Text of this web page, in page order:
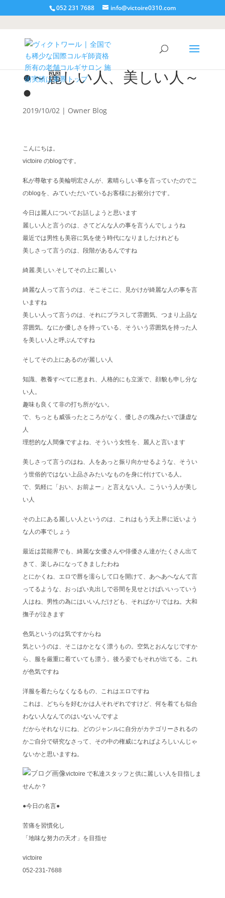
052 231 7688 info@victoire0310.com
●～麗しい人、美しい人～
●
2019/10/02| Owner Blog
こんにちは。
victoire のblogです。
私が尊敬する美輪明宏さんが、素晴らしい事を言っていたのでこ
のblogを、みていただいているお客様にお裾分けです。
今日は麗人についてお話しようと思います
麗しい人と言うのは、さてどんな人の事を言うんでしょうね
最近では男性も美容に気を使う時代になりましたけれども
美しさって言うのは、段階があるんですね
綺麗.美しい.そしてその上に麗しい
綺麗な人って言うのは、そこそこに、見かけが綺麗な人の事を言
いますね
美しい人って言うのは、それにプラスして雰囲気、つまり上品な
雰囲気。なにか優しさを持っている、そういう雰囲気を持った人
を美しい人と呼ぶんですね
そしてその上にあるのが麗しい人
知識、教養すべてに恵まれ、人格的にも立派で、顔貌も申し分な
い人。
趣味も良くて非の打ち所がない。
で、ちっとも威張ったところがなく、優しさの塊みたいで謙虚な
人
理想的な人間像ですよね、そういう女性を、麗人と言います
美しさって言うのはね、人をあっと振り向かせるような、そうい
う世俗的ではない上品さみたいなものを身に付けている人。
で、気軽に「おい、お前よー」と言えない人。こういう人が美し
い人
その上にある麗しい人というのは、これはもう天上界に近いよう
な人の事でしょう
最近は芸能界でも、綺麗な女優さんや俳優さん達がたくさん出て
きて、楽しみになってきましたわね
とにかくね、エロで唇を濡らして口を開けて、あへあへなんて言
ってるような、おっぱい丸出しで谷間を見せとけばいいっていう
人はね、男性の為にはいいんだけども、そればかりではね。大和
撫子が泣きます
色気というのは気ですからね
気というのは、そこはかとなく漂うもの。空気とおんなじですか
ら、服を厳重に着ていても漂う。後ろ姿でもそれが出てる。これ
が色気ですね
洋服を着たらなくなるもの、これはエロですね
これは、どちらを好むかは人それぞれですけど、何を着ても似合
わない人なんてのはいないんですよ
だからそれなりにね、どのジャンルに自分がカテゴリーされるの
かご自分で研究なさって、その中の権威になればよろしいんじゃ
ないかと思いますね。
victoire で私達スタッフと供に麗しい人を目指しま
せんか？
●今日の名言●
苦痛を習慣化し
「地味な努力の天才」を目指せ
victoire
052-231-7688